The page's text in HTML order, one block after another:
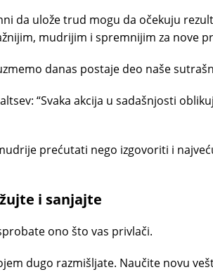
da ulože trud mogu da očekuju
mudrijim i spremnijim za nove
danas postaje deo naše
“Svaka akcija u sadašnjosti
prećutati nego izgovoriti i
i sanjajte
ono što vas privlači.
dugo razmišljate. Naučite novu